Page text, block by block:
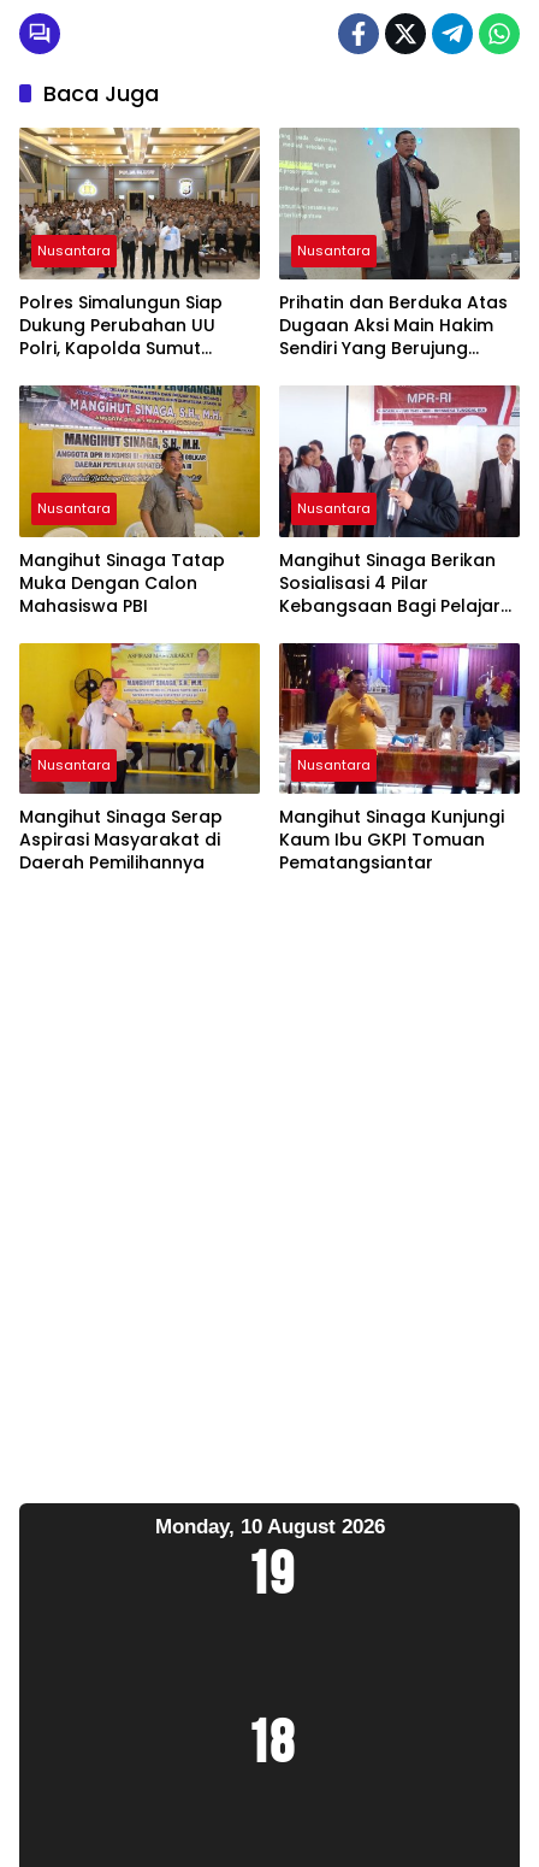
Baca Juga
Nusantara
Polres Simalungun Siap
Dukung Perubahan UU
Polri, Kapolda Sumut
Penguatan
Profesionalisme dan
Akuntabilitas Personel
Nusantara
Prihatin dan Berduka Atas
Dugaan Aksi Main Hakim
Sendiri Yang Berujung
Nusantara
Mangihut Sinaga Tatap
Muka Dengan Calon
Mahasiswa PBI
Nusantara
Mangihut Sinaga Berikan
Sosialisasi 4 Pilar
Kebangsaan Bagi Pelajar
Nusantara
Mangihut Sinaga Serap
Aspirasi Masyarakat di
Daerah Pemilihannya
Nusantara
Mangihut Sinaga Kunjungi
Kaum Ibu GKPI Tomuan
Pematangsiantar
Monday, 10 August 2026
19
18